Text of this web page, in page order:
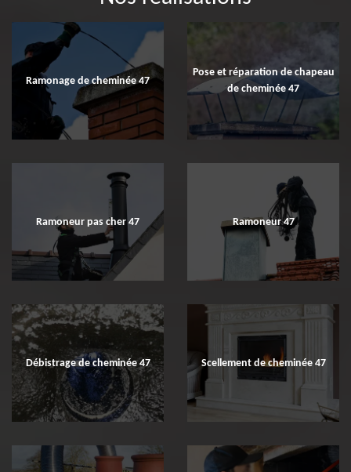
Ramonage de cheminée 47
Pose et réparation de chapeau
de cheminée 47
Ramoneur pas cher 47 Ramoneur 47
Débistrage de cheminée 47 Scellement de cheminée 47